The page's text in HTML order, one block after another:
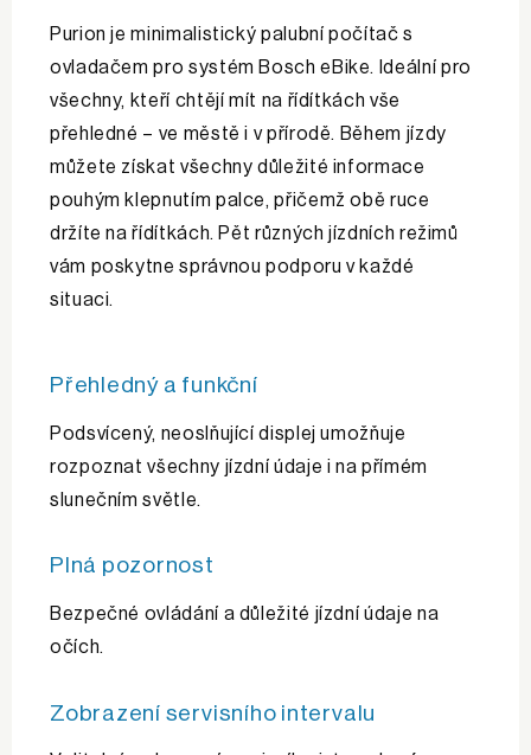
Purion je minimalistický palubní počítač s
ovladačem pro systém Bosch eBike. Ideální pro
všechny, kteří chtějí mít na řídítkách vše
přehledné – ve městě i v přírodě. Během jízdy
můžete získat všechny důležité informace
pouhým klepnutím palce, přičemž obě ruce
držíte na řídítkách. Pět různých jízdních režimů
vám poskytne správnou podporu v každé
situaci.
Přehledný a funkční
Podsvícený, neoslňující displej umožňuje
rozpoznat všechny jízdní údaje i na přímém
slunečním světle.
Plná pozornost
Bezpečné ovládání a důležité jízdní údaje na
očích.
Zobrazení servisního intervalu